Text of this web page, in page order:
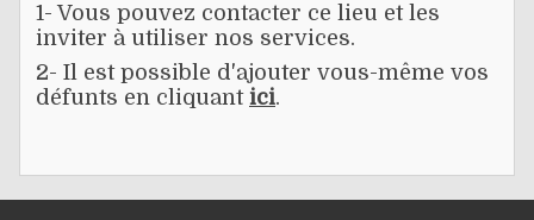
1- Vous pouvez contacter ce lieu et les
inviter à utiliser nos services.
2- Il est possible d'ajouter vous-même vos
défunts en cliquant ici.